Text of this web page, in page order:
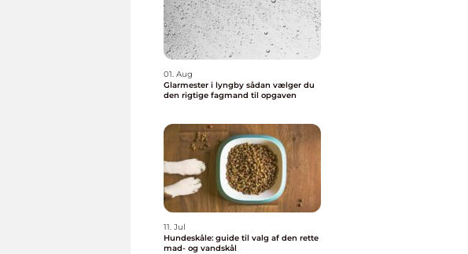
01. Aug
Glarmester i lyngby sådan vælger du
den rigtige fagmand til opgaven
11. Jul
Hundeskåle: guide til valg af den rette
mad- og vandskål